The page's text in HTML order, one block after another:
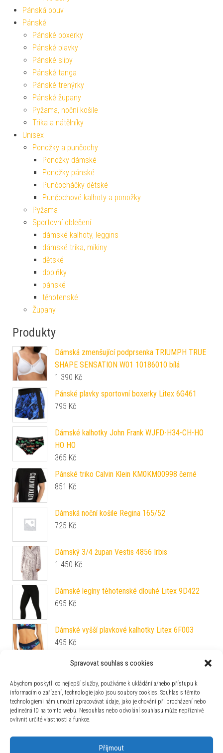
Spravovat souhlas s cookies
Abychom poskytli co nejlepší služby, používáme k ukládání a/nebo přístupu k
informacím o zařízení, technologie jako jsou soubory cookies. Souhlas s těmito
technologiemi nám umožní zpracovávat údaje, jako je chování při procházení nebo
jedinečná ID na tomto webu. Nesouhlas nebo odvolání souhlasu může nepříznivě
ovlivnit určité vlastnosti a funkce.
Příjmout
Pánská obuv
Pánské
Pánské boxerky
Pánské plavky
Pánské slipy
Pánské tanga
Pánské trenýrky
Pánské župany
Pyžama, noční košile
Trika a nátělníky
Unisex
Ponožky a punčochy
Ponožky dámské
Ponožky pánské
Punčocháčky dětské
Punčochové kalhoty a ponožky
Pyžama
Sportovní oblečení
dámské kalhoty, leggins
dámské trika, mikiny
dětské
doplňky
pánské
těhotenské
Župany
Produkty
Dámská zmenšující podprsenka TRIUMPH TRUE
SHAPE SENSATION W01 10186010 bílá
1 390 Kč
Pánské plavky sportovní boxerky Litex 6G461
795 Kč
Dámské kalhotky John Frank WJFD-H34-CH-HO
HO HO
365 Kč
Pánské triko Calvin Klein KM0KM00998 černé
851 Kč
Dámská noční košile Regina 165/52
725 Kč
Dámský 3/4 župan Vestis 4856 Irbis
1 450 Kč
Dámské legíny těhotenské dlouhé Litex 9D422
695 Kč
Dámské vyšší plavkové kalhotky Litex 6F003
495 Kč
Pánské boxerky Litex 9B534
385Kč
Dámská bezkosticová podprsenka Naturana 5119
1 090Kč